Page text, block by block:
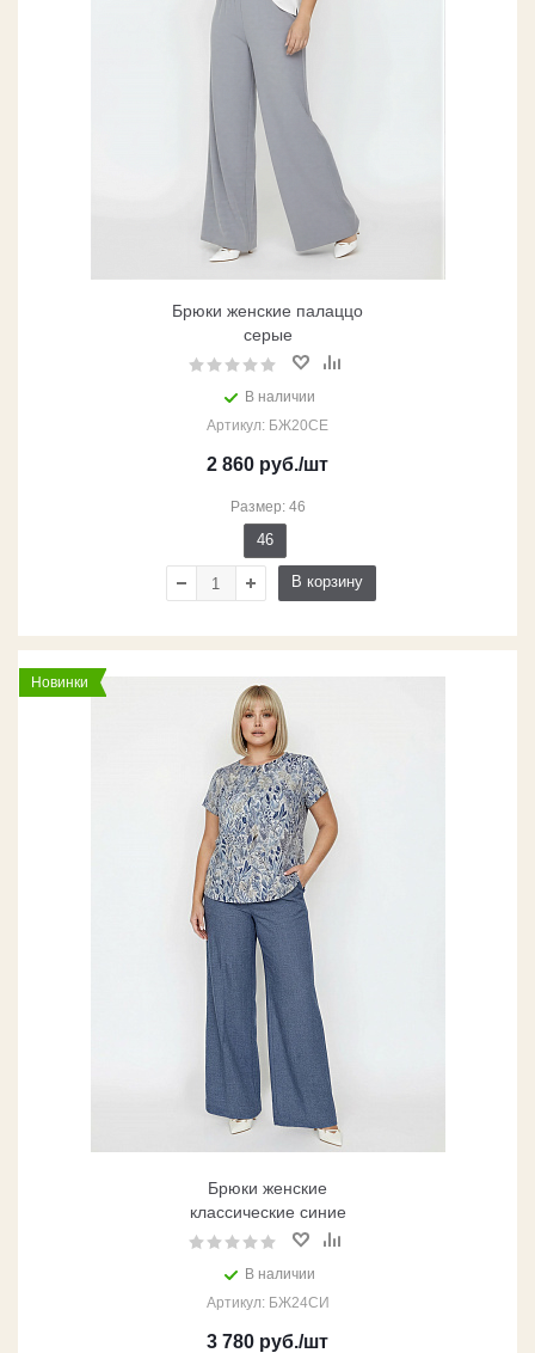
Брюки женские палаццо
серые
В наличии
Артикул: БЖ20СЕ
2 860 руб./шт
Размер: 46
46
В корзину
Новинки
Брюки женские
классические синие
В наличии
Артикул: БЖ24СИ
3 780 руб./шт